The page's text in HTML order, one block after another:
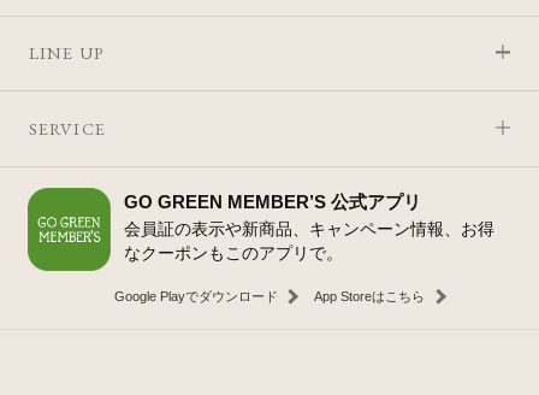
LINE UP
SERVICE
GO GREEN MEMBER’S 公式アプリ
会員証の表示や新商品、キャンペーン情報、お得
なクーポンもこのアプリで。
Google Playでダウンロード App Storeはこちら